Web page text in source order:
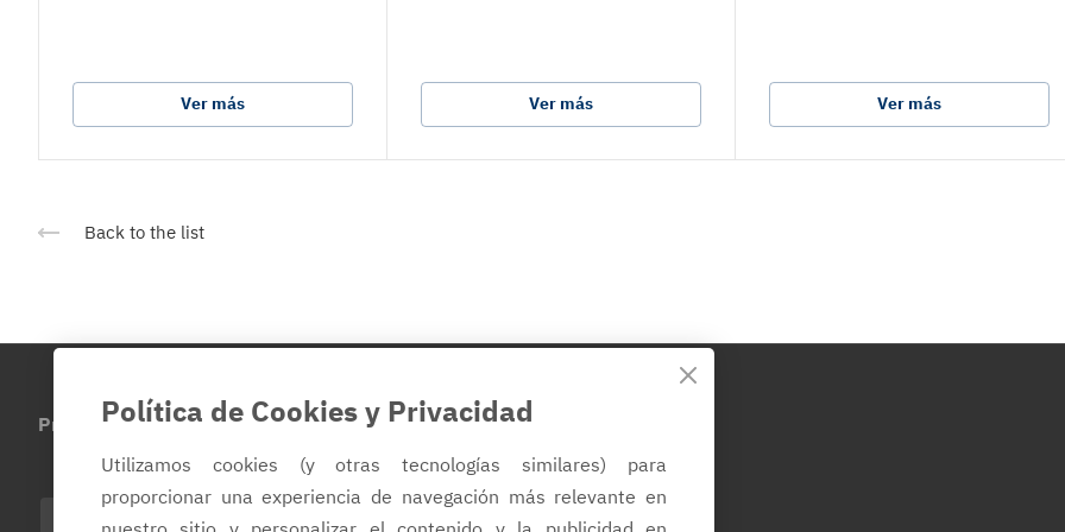
Ver más Ver más Ver más
Back to the list
Productos Sobre la empresa Contacto
ES
Política de Cookies y Privacidad
Utilizamos cookies (y otras tecnologías similares) para
proporcionar una experiencia de navegación más relevante en